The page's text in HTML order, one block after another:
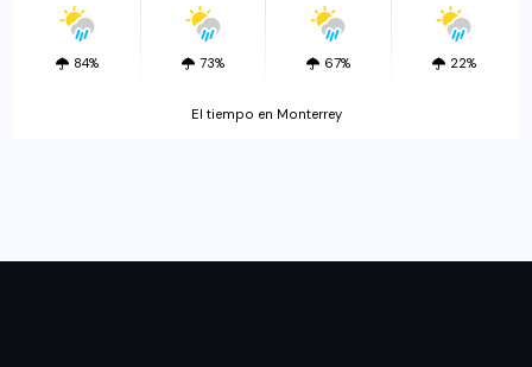
84% 73% 67% 22%
El tiempo en Monterrey